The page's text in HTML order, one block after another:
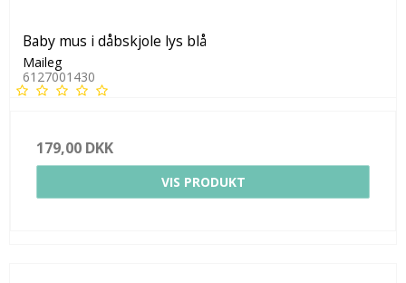
Baby mus i dåbskjole lys blå
Maileg
6127001430
179,00 DKK
VIS PRODUKT